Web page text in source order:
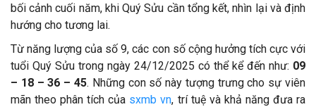
bối cảnh cuối năm, khi Quý Sửu cần tổng kết, nhìn lại và định
hướng cho tương lai.
Từ năng lượng của số 9, các con số cộng hưởng tích cực với
tuổi Quý Sửu trong ngày 24/12/2025 có thể kể đến như: 09
– 18 – 36 – 45. Những con số này tượng trưng cho sự viên
mãn theo phân tích của sxmb vn, trí tuệ và khả năng đưa ra